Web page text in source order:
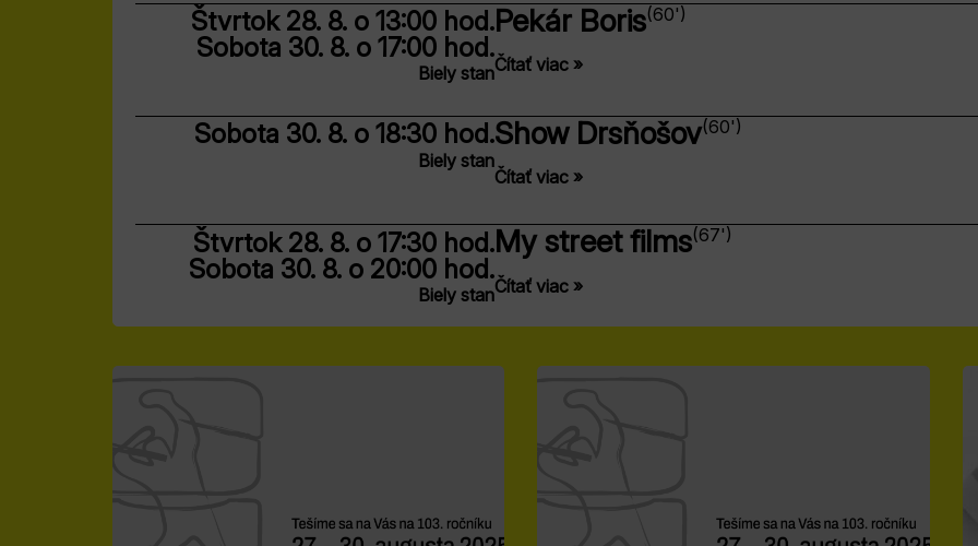
Štvrtok 28. 8.o 13:00 hod.
Sobota 30. 8.o 17:00 hod.
Biely stan
Pekár Boris(60')
Čítať viac »
Sobota 30. 8.o 18:30 hod.
Biely stan
Show Drsňošov(60')
Čítať viac »
Štvrtok 28. 8.o 17:30 hod.
Sobota 30. 8.o 20:00 hod.
Biely stan
My street films(67')
Čítať viac »